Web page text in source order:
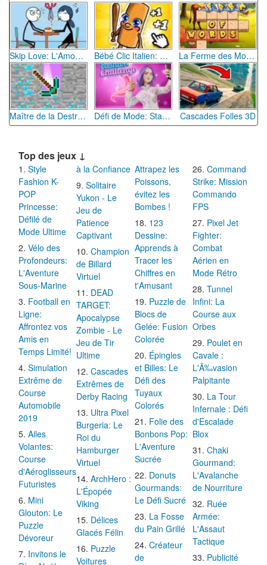
Skip Love: L'Amour en Péril Bébé Clic Italien: La Folie des Petits Bambins La Ferme des Mots - Cultivez votre Vocabulaire
Maître de la Destruction: Fusion de Pioches Défi de Mode: Star du Podium Cascades Folles 3D
Top des jeux ↓
Style
Fashion K-
POP
Princesse:
Défilé de
Mode Ultime
Vélo des
Profondeurs:
L'Aventure
Sous-Marine
Football en
Ligne:
Affrontez vos
Amis en
Temps Limité!
Simulation
Extrême de
Course
Automobile
2019
Ailes
Volantes:
Course
d'Aéroglisseurs
Futuristes
Mini
Glouton: Le
Puzzle
Dévoreur
Invitons le
à la Confiance
Solitaire
Yukon - Le
Jeu de
Patience
Captivant
Champion
de Billard
Virtuel
DEAD
TARGET:
Apocalypse
Zombie - Le
Jeu de Tir
Ultime
Cascades
Extrêmes de
Derby Racing
Ultra Pixel
Burgeria: Le
Roi du
Hamburger
Virtuel
ArchHero :
L'Épopée
Viking
Délices
Glacés Félin
Puzzle
Voitures
Attrapez les
Poissons,
évitez les
Bombes !
123
Dessine:
Apprends à
Tracer les
Chiffres en
t'Amusant
Puzzle de
Blocs de
Gelée: Fusion
Colorée
Épingles
et Billes: Le
Défi des
Tuyaux
Colorés
Folie des
Bonbons Pop:
L'Aventure
Sucrée
Donuts
Gourmands:
Le Défi Sucré
La Fosse
du Pain Grillé
Créateur
de
Command
Strike: Mission
Commando
FPS
Pixel Jet
Fighter:
Combat
Aérien en
Mode Rétro
Tunnel
Infini: La
Course aux
Orbes
Poulet en
Cavale :
L'Ã‰vasion
Palpitante
La Tour
Infernale : Défi
d'Escalade
Blox
Chaki
Gourmand:
L'Avalanche
de Nourriture
Ruée
Armée:
L'Assaut
Tactique
Publicité